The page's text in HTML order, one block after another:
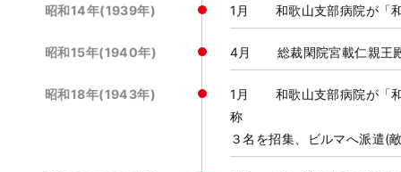
昭和14年(1939年) 1月 和歌山支部病院が「和
昭和15年(1940年) 4月 総裁閑院宮載仁親王殿
昭和18年(1943年)
1月 和歌山支部病院が「和
称 11月
３名を招集、ビルマへ派遣(